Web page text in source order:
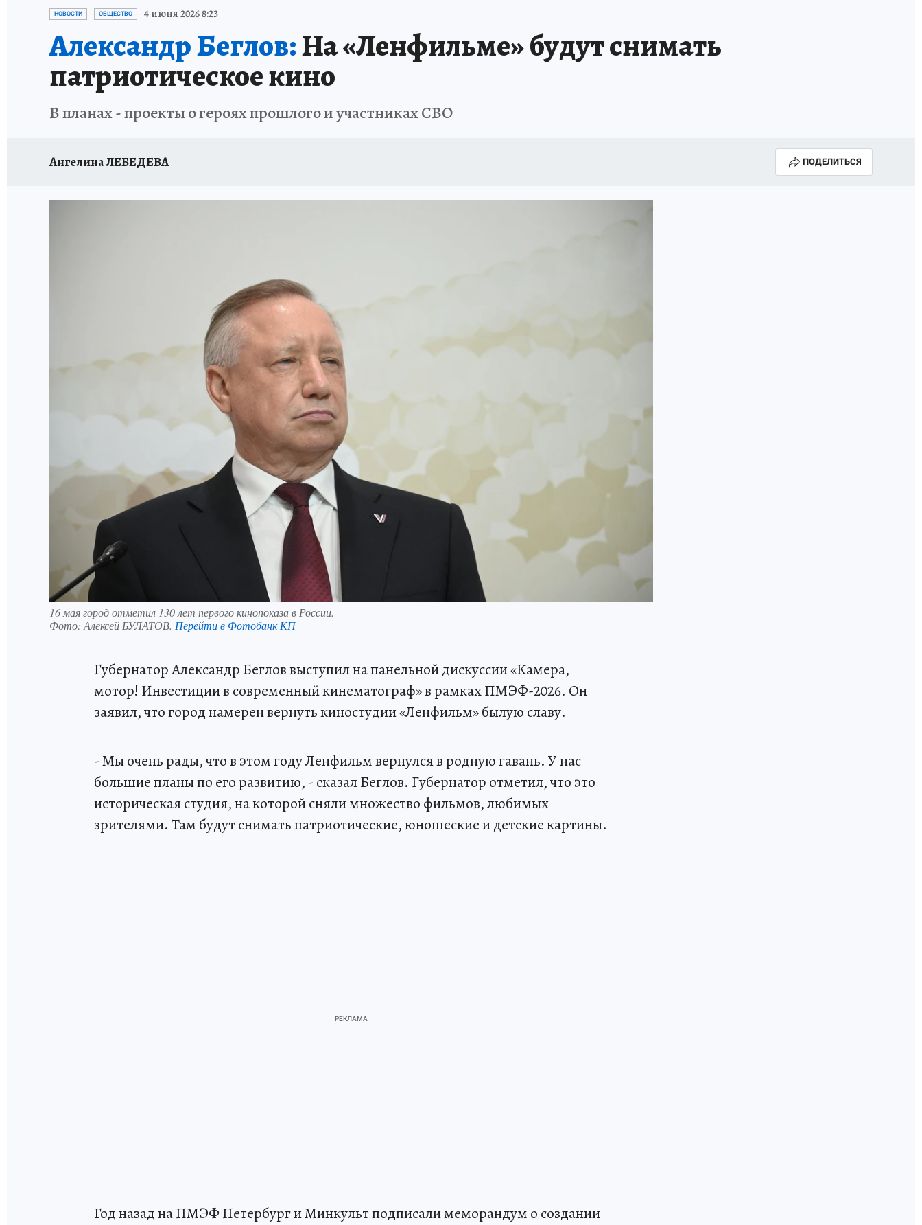
ПЕТЕРБУРГСКАЯ СТРОЙКА
НОВОСТИ ОБЩЕСТВО 4 июня 2026 8:23
Александр Беглов:На «Ленфильме» будут снимать
патриотическое кино
В планах - проекты о героях прошлого и участниках СВО
Ангелина ЛЕБЕДЕВА ПОДЕЛИТЬСЯ
16 мая город отметил 130 лет первого кинопоказа в России.
Фото: Алексей БУЛАТОВ. Перейти в Фотобанк КП
Губернатор Александр Беглов выступил на панельной дискуссии «Камера,
мотор! Инвестиции в современный кинематограф» в рамках ПМЭФ-2026. Он
заявил, что город намерен вернуть киностудии «Ленфильм» былую славу.
- Мы очень рады, что в этом году Ленфильм вернулся в родную гавань. У нас
большие планы по его развитию, - сказал Беглов. Губернатор отметил, что это
историческая студия, на которой сняли множество фильмов, любимых
зрителями. Там будут снимать патриотические, юношеские и детские картины.
Год назад на ПМЭФ Петербург и Минкульт подписали меморандум о создании